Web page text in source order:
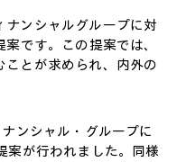
ンシャルグループに対
です。この提案では、
とが求められ、内外の
ンシャル・グループに
案が行われました。同様